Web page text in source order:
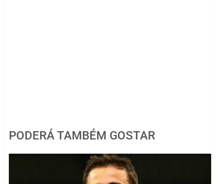
PODERÁ TAMBÉM GOSTAR